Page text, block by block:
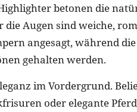
betonen die
Augen sind weiche,
angesagt, während
gehalten werden.
im Vordergrund.
oder elegante